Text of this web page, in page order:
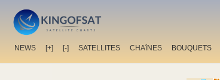
NEWS [+] [-] SATELLITES CHAîNES BOUQUETS